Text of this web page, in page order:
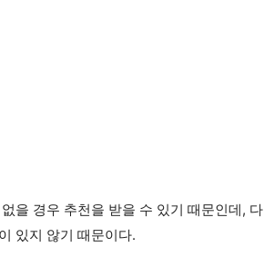
을 경우 추천을 받을 수 있기 때문인데, 다
있지 않기 때문이다.